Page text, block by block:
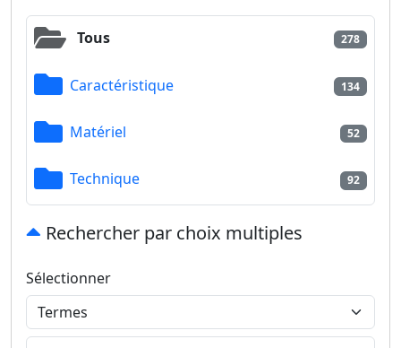
Tous 278
Caractéristique 134
Matériel 52
Technique 92
Rechercher par choix multiples
Sélectionner